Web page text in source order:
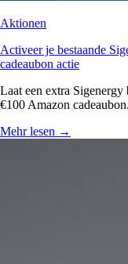
Aktionen
Activeer je bestaande
cadeaubon actie
Laat een extra
€100 Amazon cadeaubon.
Mehr lesen →